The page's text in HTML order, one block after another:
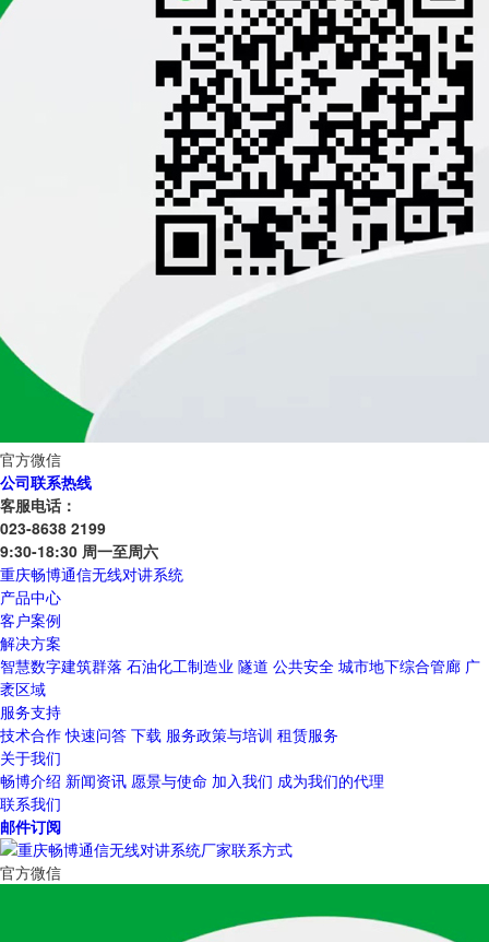
官方微信
公司联系热线
客服电话：
023-8638 2199
9:30-18:30 周一至周六
重庆畅博通信无线对讲系统
产品中心
客户案例
解决方案
智慧数字建筑群落 石油化工制造业 隧道 公共安全 城市地下综合管廊 广
袤区域
服务支持
技术合作 快速问答 下载 服务政策与培训 租赁服务
关于我们
畅博介绍 新闻资讯 愿景与使命 加入我们 成为我们的代理
联系我们
邮件订阅
官方微信